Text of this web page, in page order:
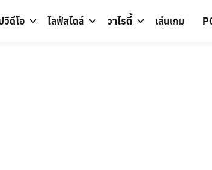
วิดีโอ ไลฟ์สไตล์ วาไรตี้ เล่นเกม